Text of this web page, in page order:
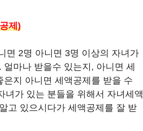
제)
면 2명 아니면 3명 이상의 자녀가
마나 받을수 있는지, 아니면 세
지 아니면 세액공제를 받을 수
녀가 있는 분들을 위해서 자녀세액
고 있으시다가 세액공제를 잘 받